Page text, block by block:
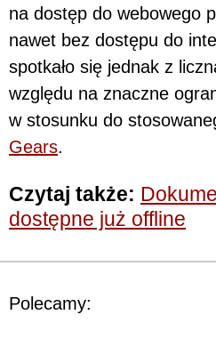
na dostęp do webowego
nawet bez dostępu do
spotkało się jednak z
względu na znaczne
w stosunku do
Gears.
Czytaj także:
dostępne już offline
Polecamy: